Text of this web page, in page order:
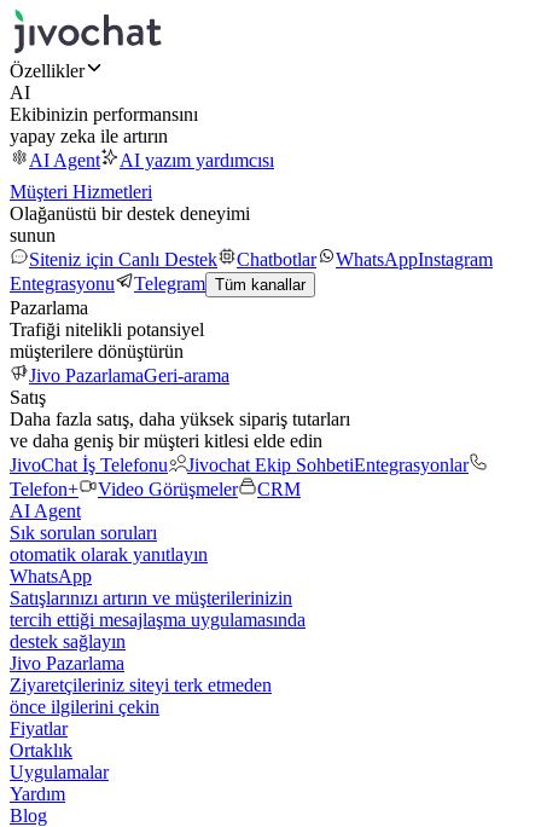
Özellikler
AI
Ekibinizin performansını
yapay zeka ile artırın
AI Agent
AI yazım yardımcısı
Müşteri Hizmetleri
Olağanüstü bir destek deneyimi
sunun
Siteniz için Canlı Destek
Chatbotlar WhatsAppInstagram
Entegrasyonu
Telegram Tüm kanallar
Pazarlama
Trafiği nitelikli potansiyel
müşterilere dönüştürün
Jivo PazarlamaGeri-arama
Satış
Daha fazla satış, daha yüksek sipariş tutarları
ve daha geniş bir müşteri kitlesi elde edin
JivoChat İş Telefonu
Jivochat Ekip SohbetiEntegrasyonlar
Telefon+
Video Görüşmeler
CRM
AI Agent
Sık sorulan soruları
otomatik olarak yanıtlayın
WhatsApp
Satışlarınızı artırın ve müşterilerinizin
tercih ettiği mesajlaşma uygulamasında
destek sağlayın
Jivo Pazarlama
Ziyaretçileriniz siteyi terk etmeden
önce ilgilerini çekin
Fiyatlar
Ortaklık
Uygulamalar
Yardım
Blog